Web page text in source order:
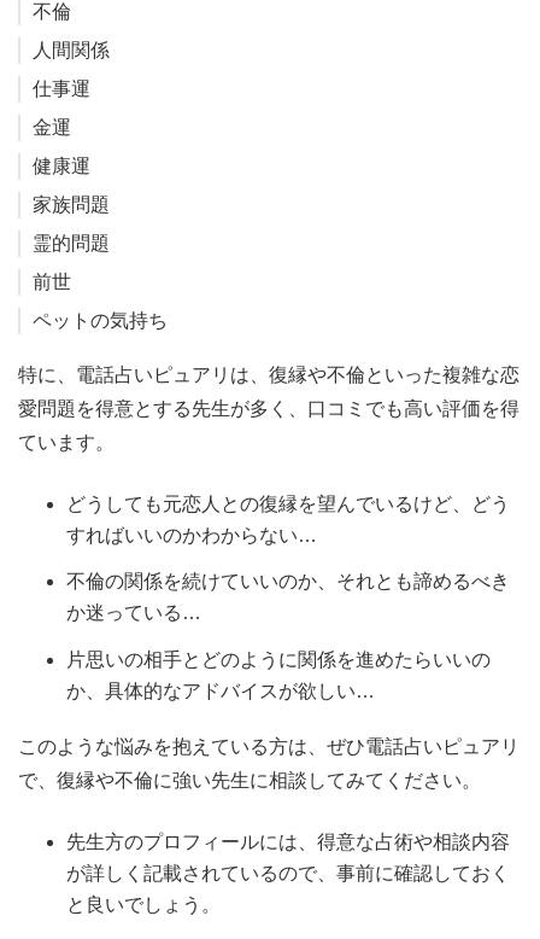
不倫
人間関係
仕事運
金運
健康運
家族問題
霊的問題
前世
ペットの気持ち
特に、電話占いピュアリは、復縁や不倫といった複雑な恋
愛問題を得意とする先生が多く、口コミでも高い評価を得
ています。
どうしても元恋人との復縁を望んでいるけど、どう
すればいいのかわからない…
不倫の関係を続けていいのか、それとも諦めるべき
か迷っている…
片思いの相手とどのように関係を進めたらいいの
か、具体的なアドバイスが欲しい…
このような悩みを抱えている方は、ぜひ電話占いピュアリ
で、復縁や不倫に強い先生に相談してみてください。
先生方のプロフィールには、得意な占術や相談内容
が詳しく記載されているので、事前に確認しておく
と良いでしょう。